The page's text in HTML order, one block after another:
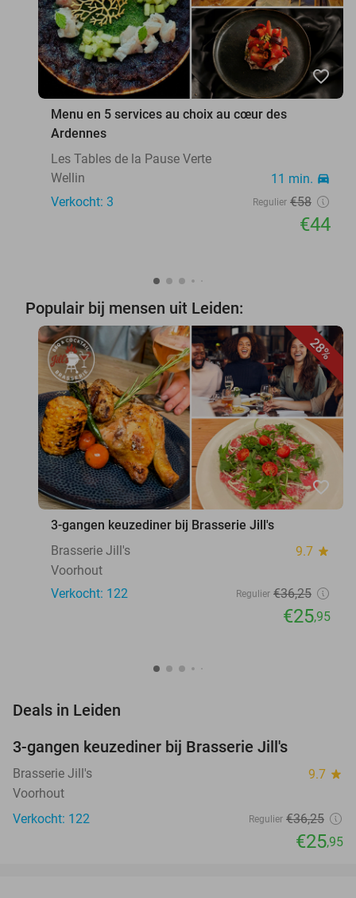
favorite_border
Menu en 5 services au choix au cœur des
Ardennes
Les Tables de la Pause Verte
Wellin
11 min. directions_car
Verkocht: 3 Regulier €58
€44
Populair bij mensen uit Leiden:
28%
favorite_border
3-gangen keuzediner bij Brasserie Jill's
Brasserie Jill's
9.7 star
Voorhout
Verkocht: 122
Regulier €36,25
€25,95
Deals in Leiden
3-gangen keuzediner bij Brasserie Jill's
Brasserie Jill's 9.7 star
Voorhout
Verkocht: 122
Regulier €36,25
€25,95